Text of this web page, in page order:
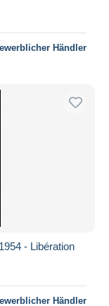
Händler
- Libération
Händler